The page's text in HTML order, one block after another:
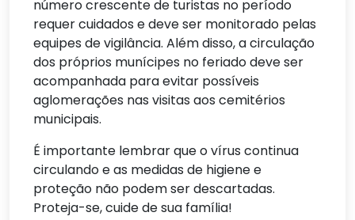
número crescente de turistas no período
requer cuidados e deve ser monitorado pelas
equipes de vigilância. Além disso, a circulação
dos próprios munícipes no feriado deve ser
acompanhada para evitar possíveis
aglomerações nas visitas aos cemitérios
municipais.
É importante lembrar que o vírus continua
circulando e as medidas de higiene e
proteção não podem ser descartadas.
Proteja-se, cuide de sua família!